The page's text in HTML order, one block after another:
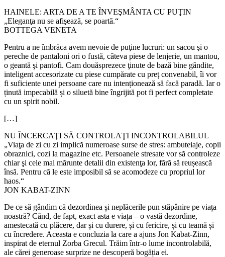
HAINELE: ARTA DE A TE ÎNVEŞMÂNTA CU PUŢIN
„Eleganţa nu se afişează, se poartă.“
BOTTEGA VENETA
Pentru a ne îmbrăca avem nevoie de puţine lucruri: un sacou şi o
pereche de pantaloni ori o fustă, câteva piese de lenjerie, un mantou,
o geantă şi pantofi. Cam douăsprezece ţinute de bază bine gândite,
inteligent accesorizate cu piese cumpărate cu preț convenabil, îi vor
fi suficiente unei persoane care nu intenționează să facă paradă. Iar o
ținută impecabilă și o siluetă bine îngrijită pot fi perfect completate
cu un spirit nobil.
[…]
NU ÎNCERCAŢI SĂ CONTROLAŢI INCONTROLABILUL
„Viaţa de zi cu zi implică numeroase surse de stres: ambuteiaje, copii
obraznici, cozi la magazine etc. Persoanele stresate vor să controleze
chiar şi cele mai mărunte detalii din existenţa lor, fără să reușească
însă. Pentru că le este imposibil să se acomodeze cu propriul lor
haos.“
JON KABAT-ZINN
De ce să gândim că dezordinea și neplăcerile pun stăpânire pe viața
noastră? Când, de fapt, exact asta e viața – o vastă dezordine,
amestecată cu plăcere, dar și cu durere, și cu fericire, și cu teamă și
cu încredere. Aceasta e concluzia la care a ajuns Jon Kabat-Zinn,
inspirat de eternul Zorba Grecul. Trăim într-o lume incontrolabilă,
ale cărei generoase surprize ne descoperă bogăția ei.